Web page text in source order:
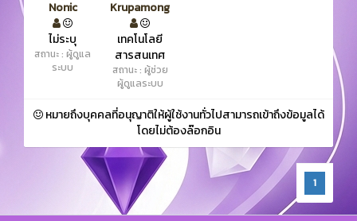
Nonic
ไม่ระบุ
สถานะ : ผู้ดูแล
ระบบ
Krupamong
เทคโนโลยี
สารสนเทศ
สถานะ : ผู้ช่วย
ผู้ดูแลระบบ
หมายถึงบุคคลที่อนุญาติให้ผู้ใช้งานทั่วไปสามารถเข้าถึงข้อมูลได้
โดยไม่ต้องล๊อกอิน
1